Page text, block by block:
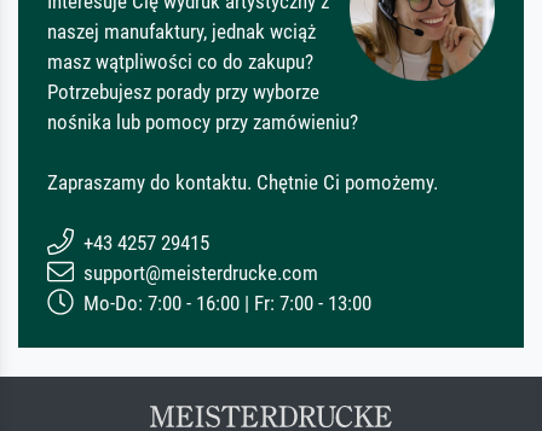
naszej manufaktury, jednak wciąż
masz wątpliwości co do zakupu?
Potrzebujesz porady przy wyborze
nośnika lub pomocy przy zamówieniu?
Zapraszamy do kontaktu. Chętnie Ci pomożemy.
+43 4257 29415
support@meisterdrucke.com
Mo-Do: 7:00 - 16:00 | Fr: 7:00 - 13:00